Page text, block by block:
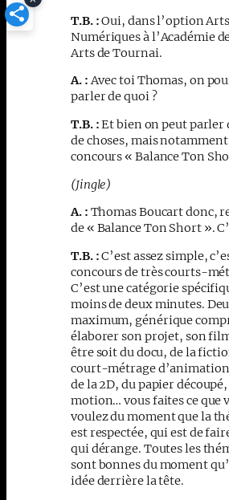
T.B. :Oui, dans l’option Arts
Numériques à l’Académie
Arts de Tournai.
A. :Avec toi Thomas, on
parler de quoi ?
T.B. :Et bien on peut parler
de choses, mais
concours « Balance Ton
(Jingle)
A. : Thomas Boucart donc,
de « Balance Ton Short ».
T.B. :C’est assez simple,
concours de très courts-
C’est une catégorie
moins de deux minutes.
maximum, générique
élaborer son projet, son
être soit du docu, de la
court-métrage
de la 2D, du papier
motion… vous faites ce que
voulez du moment que la
est respectée, qui est de
qui dérange. Toutes les
sont bonnes du moment
idée derrière la tête.